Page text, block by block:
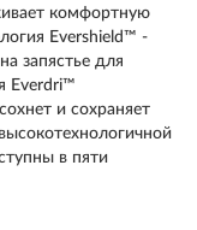
комфортную
Evershield™ -
запястье для
Everdri™
и сохраняет
в пяти